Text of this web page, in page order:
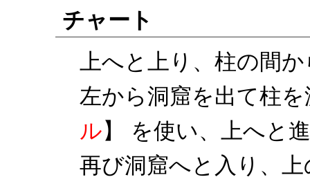
チャート
上へと上り、柱の間
左から洞窟を出て柱
ル】 を使い、上へと
再び洞窟へと入り、